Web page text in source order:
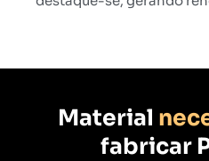
Material
fabricar